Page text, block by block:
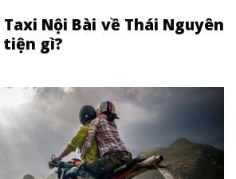
Nội Bài về Thái Nguyên
gì?